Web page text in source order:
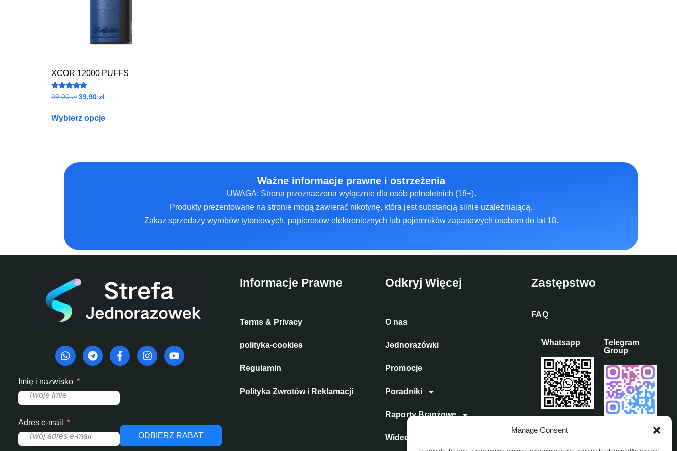
Manage Consent
XCOR 12000 PUFFS
Oceniono
5.00
99,00zł 39,90 zł
Wybierz opcje
Ważne informacje prawne i ostrzeżenia
UWAGA: Strona przeznaczona wyłącznie dla osób pełnoletnich (18+).
Produkty prezentowane na stronie mogą zawierać nikotynę, która jest substancją silnie uzależniającą.
Zakaz sprzedaży wyrobów tytoniowych, papierosów elektronicznych lub pojemników zapasowych osobom do lat 18.
Imię i nazwisko
Adres e-mail
ODBIERZ RABAT
Informacje Prawne
Terms & Privacy
polityka-cookies
Regulamin
Polityka Zwrotów i Reklamacji
Odkryj Więcej
O nas
Jednorazówki
Promocje
Poradniki
Raporty Branżowe
Wideo
Zastępstwo
FAQ
Whatsapp
Telegram
Group